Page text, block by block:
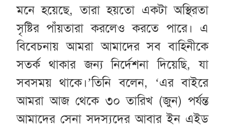
মনে হয়েছে, তারা হয়তো একটা অস্থিরতা
সৃষ্টির পাঁয়তারা করলেও করতে পারে। এ
বিবেচনায় আমরা আমাদের সব বাহিনীকে
সতর্ক থাকার জন্য নির্দেশনা দিয়েছি, যা
সবসময় থাকে।’তিনি বলেন, ‘এর বাইরে
আমরা আজ থেকে ৩০ তারিখ (জুন) পর্যন্ত
আমাদের সেনা সদস্যদের আবার ইন এইড